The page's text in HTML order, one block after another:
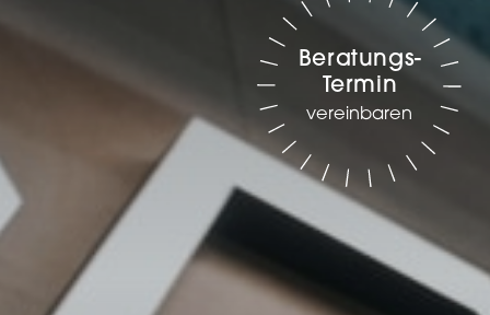
Beratungs-
Termin
vereinbaren